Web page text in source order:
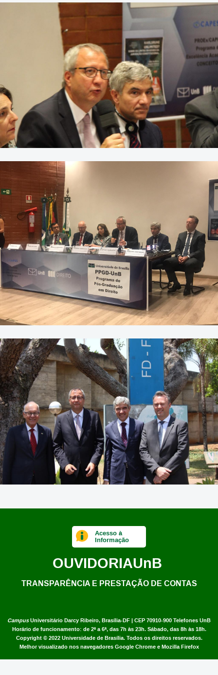
CampusUniversitário Darcy Ribeiro, Brasília-DF | CEP 70910-900 Telefones UnB
Horário de funcionamento: de 2ª a 6ª, das 7h às 23h. Sábado, das 8h às 18h.
Copyright © 2022 Universidade de Brasília. Todos os direitos reservados.
Melhor visualizado nos navegadores Google Chrome e Mozilla Firefox
Acesso à
Informação
OUVIDORIAUnB
TRANSPARÊNCIA E PRESTAÇÃO DE CONTAS